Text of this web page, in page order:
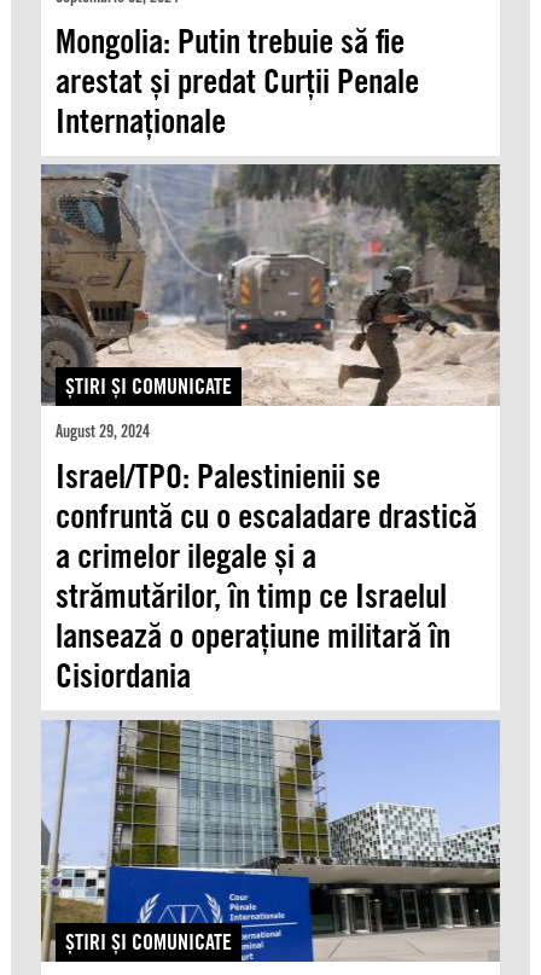
Mongolia: Putin trebuie să fie
arestat și predat Curții Penale
Internaționale
ŞTIRI ŞI COMUNICATE
August 29, 2024
Israel/TPO: Palestinienii se
confruntă cu o escaladare drastică
a crimelor ilegale și a
strămutărilor, în timp ce Israelul
lansează o operațiune militară în
Cisiordania
ŞTIRI ŞI COMUNICATE